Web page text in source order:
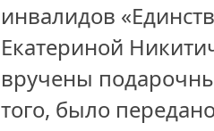
инвалидов
Екатериной
вручены
того, было